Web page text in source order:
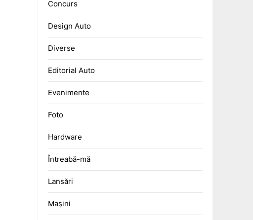
Concurs
Design Auto
Diverse
Editorial Auto
Evenimente
Foto
Hardware
Întreabă-mă
Lansări
Mașini